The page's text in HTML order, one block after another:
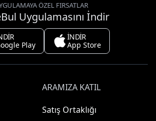
ÖZEL FIRSATLAR
Uygulamasını İndir
Play
İNDİR
App Store
ARAMIZA KATIL
Satış Ortaklığı